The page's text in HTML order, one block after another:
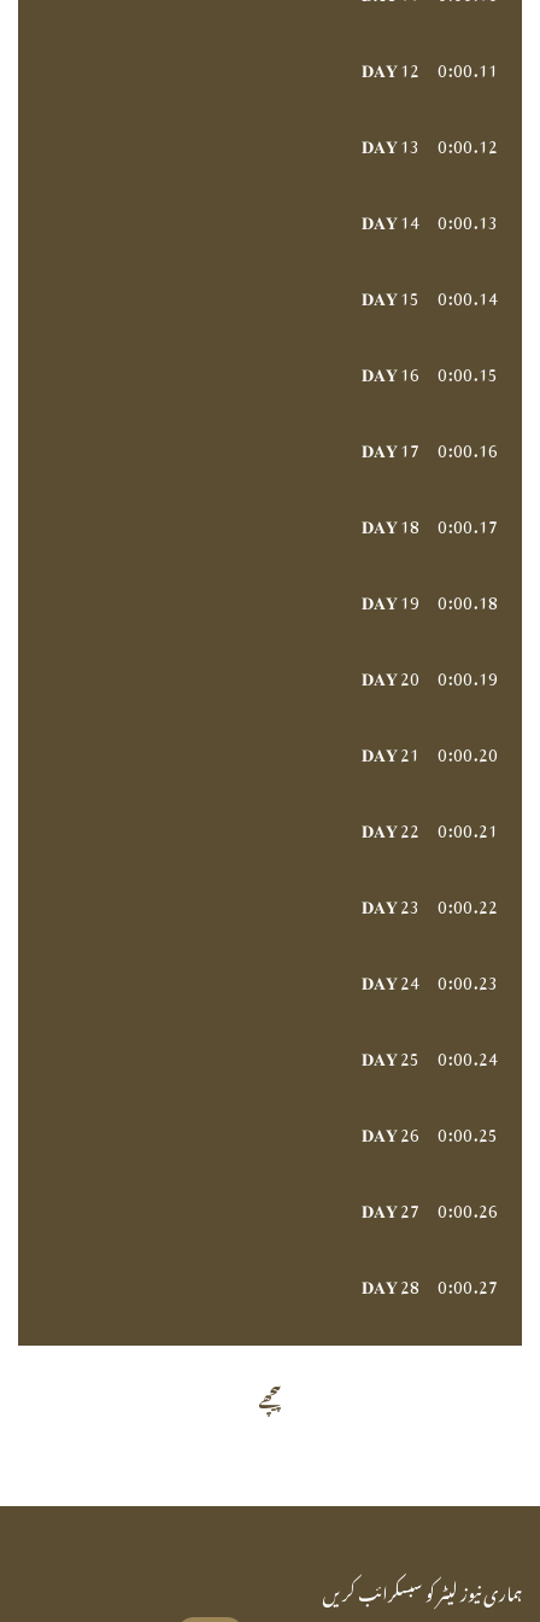
11.
𝐃𝐀𝐘 12 0:00
12.
𝐃𝐀𝐘 13 0:00
13.
𝐃𝐀𝐘 14 0:00
14.
𝐃𝐀𝐘 15 0:00
15.
𝐃𝐀𝐘 16 0:00
16.
𝐃𝐀𝐘 17 0:00
17.
𝐃𝐀𝐘 18 0:00
18.
𝐃𝐀𝐘 19 0:00
19.
𝐃𝐀𝐘 20 0:00
20.
𝐃𝐀𝐘 21 0:00
21.
𝐃𝐀𝐘 22 0:00
22.
𝐃𝐀𝐘 23 0:00
23.
𝐃𝐀𝐘 24 0:00
24.
𝐃𝐀𝐘 25 0:00
25.
𝐃𝐀𝐘 26 0:00
26.
𝐃𝐀𝐘 27 0:00
27.
𝐃𝐀𝐘 28 0:00
پیچھے
ہماری نیوز لیٹر کو سبسکرائب کریں